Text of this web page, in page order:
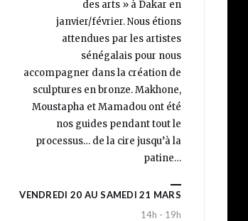
des arts » à Dakar en
janvier/février. Nous étions
attendues par les artistes
sénégalais pour nous
accompagner dans la création de
sculptures en bronze. Makhone,
Moustapha et Mamadou ont été
nos guides pendant tout le
processus… de la cire jusqu’à la
patine…
VENDREDI 20 AU SAMEDI 21 MARS
14h - 19h